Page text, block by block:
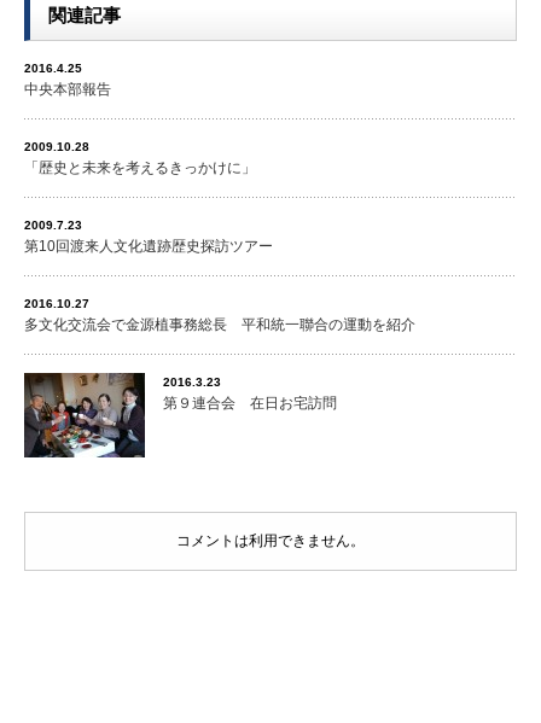
関連記事
2016.4.25
中央本部報告
2009.10.28
「歴史と未来を考えるきっかけに」
2009.7.23
第10回渡来人文化遺跡歴史探訪ツアー
2016.10.27
多文化交流会で金源植事務総長 平和統一聯合の運動を紹介
2016.3.23
第９連合会 在日お宅訪問
コメントは利用できません。